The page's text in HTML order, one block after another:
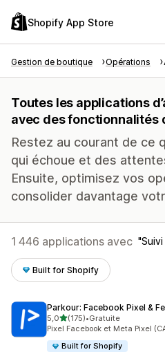
Shopify App Store
Gestion de boutique Opérations
Toutes les applications
avec des fonctionnalités
Restez au courant de ce
qui échoue et des
Ensuite, optimisez vos
consolider davantage
1 446 applications avec
Built for Shopify
Parkour: Facebook Pixel &
5,0étoile(s) sur 5
(175)
175 avis au total
•Gratuite
Pixel Facebook et Meta Pixel
Built for Shopify